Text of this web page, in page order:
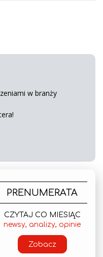
w branży
wydaniu
numerze
gazety
PRENUMERATA
CZYTAJ CO MIESIĄC
newsy, analizy, opinie
Zobacz